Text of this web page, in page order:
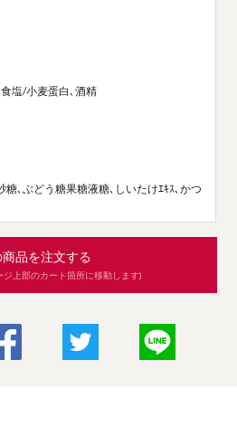
塩/小麦蛋白､酒精
､ぶどう糖果糖液糖､しいたけｴｷｽ､かつ
商品を注文する
ジ上部のカート箇所に移動します)